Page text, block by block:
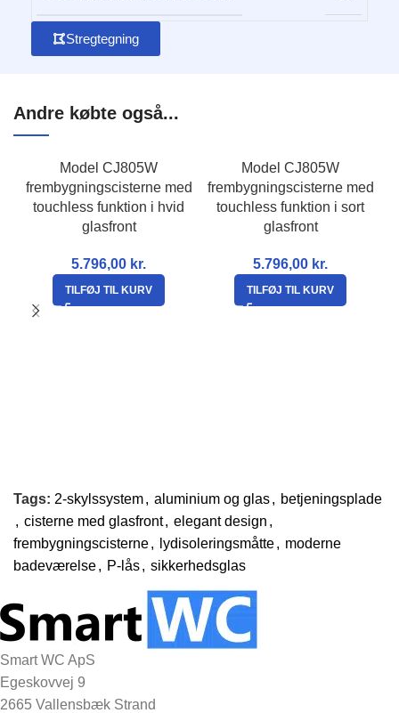
Stregtegning
Andre købte også...
Model CJ805W
frembygningscisterne med
touchless funktion i hvid
glasfront
5.796,00 kr.
TILFØJ TIL KURV
Model CJ805W
frembygningscisterne med
touchless funktion i sort
glasfront
5.796,00 kr.
TILFØJ TIL KURV
Tags: 2-skylssystem, aluminium og glas, betjeningsplade
, cisterne med glasfront, elegant design ,
frembygningscisterne, lydisoleringsmåtte, moderne
badeværelse, P-lås, sikkerhedsglas
Smart WC ApS
Egeskovvej 9
2665 Vallensbæk Strand